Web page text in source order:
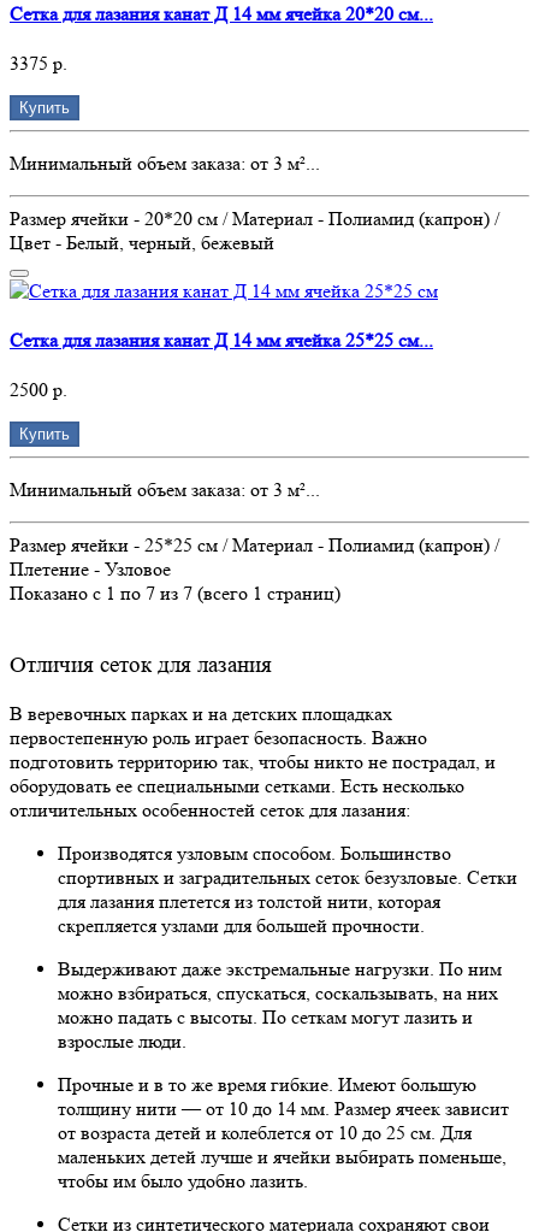
Сетка для лазания канат Д 14 мм ячейка 20*20 см...
3375 р.
Купить
Минимальный объем заказа: от 3 м²...
Размер ячейки - 20*20 см / Материал - Полиамид (капрон) /
Цвет - Белый, черный, бежевый
Сетка для лазания канат Д 14 мм ячейка 25*25 см...
2500 р.
Купить
Минимальный объем заказа: от 3 м²...
Размер ячейки - 25*25 см / Материал - Полиамид (капрон) /
Плетение - Узловое
Показано с 1 по 7 из 7 (всего 1 страниц)
Отличия сеток для лазания
В веревочных парках и на детских площадках
первостепенную роль играет безопасность. Важно
подготовить территорию так, чтобы никто не пострадал, и
оборудовать ее специальными сетками. Есть несколько
отличительных особенностей сеток для лазания:
Производятся узловым способом. Большинство
спортивных и заградительных сеток безузловые. Сетки
для лазания плетется из толстой нити, которая
скрепляется узлами для большей прочности.
Выдерживают даже экстремальные нагрузки. По ним
можно взбираться, спускаться, соскальзывать, на них
можно падать с высоты. По сеткам могут лазить и
взрослые люди.
Прочные и в то же время гибкие. Имеют большую
толщину нити — от 10 до 14 мм. Размер ячеек зависит
от возраста детей и колеблется от 10 до 25 см. Для
маленьких детей лучше и ячейки выбирать поменьше,
чтобы им было удобно лазить.
Сетки из синтетического материала сохраняют свои